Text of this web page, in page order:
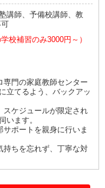
講師、予備校講師、教
校補習のみ3000円～）
門の家庭教師センター
立てるよう、バックアッ
ケジュールが限定され
います。
ポートを親身に行いま
ちを忘れず、丁寧な対